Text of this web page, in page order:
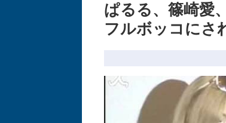
ぱるる、篠崎愛
フルボッコにさ